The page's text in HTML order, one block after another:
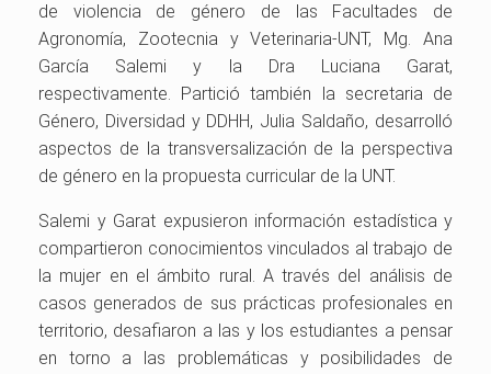
de violencia de género de las Facultades de
Agronomía, Zootecnia y Veterinaria-UNT, Mg. Ana
García Salemi y la Dra Luciana Garat,
respectivamente. Partició también la secretaria de
Género, Diversidad y DDHH, Julia Saldaño, desarrolló
aspectos de la transversalización de la perspectiva
de género en la propuesta curricular de la UNT.
Salemi y Garat expusieron información estadística y
compartieron conocimientos vinculados al trabajo de
la mujer en el ámbito rural. A través del análisis de
casos generados de sus prácticas profesionales en
territorio, desafiaron a las y los estudiantes a pensar
en torno a las problemáticas y posibilidades de